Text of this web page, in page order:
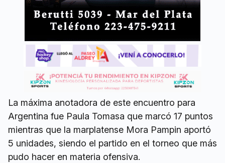
La máxima anotadora de este encuentro para
Argentina fue Paula Tomasa que marcó 17 puntos
mientras que la marplatense Mora Pampin aportó
5 unidades, siendo el partido en el torneo que más
pudo hacer en materia ofensiva.